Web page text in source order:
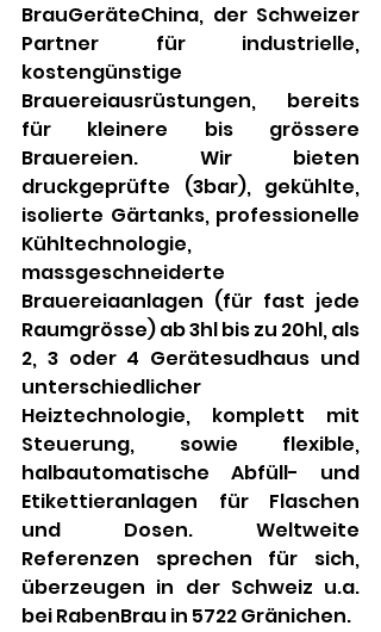
BrauGeräteChina, der Schweizer
Partner für industrielle,
kostengünstige
Brauereiausrüstungen, bereits
für kleinere bis grössere
Brauereien. Wir bieten
druckgeprüfte (3bar), gekühlte,
isolierte Gärtanks, professionelle
Kühltechnologie,
massgeschneiderte
Brauereiaanlagen (für fast jede
Raumgrösse) ab 3hl bis zu 20hl, als
2, 3 oder 4 Gerätesudhaus und
unterschiedlicher
Heiztechnologie, komplett mit
Steuerung, sowie flexible,
halbautomatische Abfüll- und
Etikettieranlagen für Flaschen
und Dosen. Weltweite
Referenzen sprechen für sich,
überzeugen in der Schweiz u.a.
bei RabenBrau in 5722 Gränichen.